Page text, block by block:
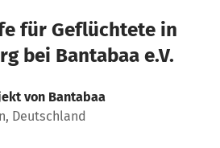
für Geflüchtete in
bei Bantabaa e.V.
von Bantabaa
Deutschland